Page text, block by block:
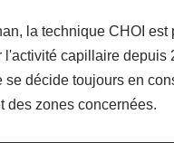
la technique CHOI est
l'activité capillaire depuis
se décide toujours en
des zones concernées.